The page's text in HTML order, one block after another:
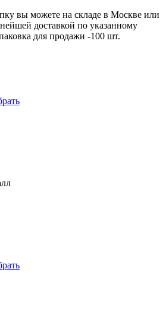
вы можете на складе в Москве или
доставкой по указанному
для продажи -100 шт.